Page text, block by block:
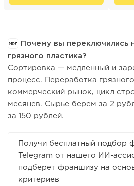
Почему вы переключились
грязного пластика?
Сортировка — медленный и
процесс. Переработка
коммерческий рынок, цикл
месяцев. Сырье берем за 2
за 150 рублей.
Получи бесплатный подбор
Telegram от нашего ИИ-
подберет франшизу на
критериев